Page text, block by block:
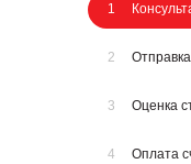
1
2
3 Оценка
4 Оплата